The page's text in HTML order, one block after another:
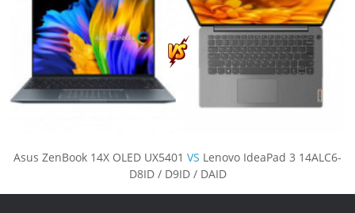
Asus ZenBook 14X OLED UX5401 VS Lenovo IdeaPad 3 14ALC6-
D8ID / D9ID / DAID